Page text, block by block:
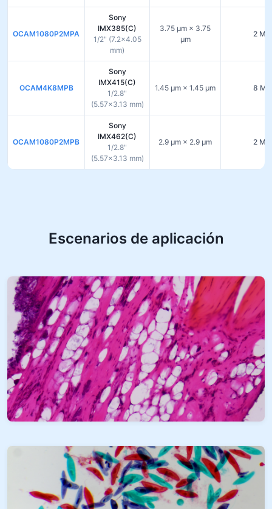
OCAM1080P2MPA
Sony
IMX385(C)
1/2" (7.2×4.05
mm)
3.75 µm × 3.75
µm
2 MP
OCAM4K8MPB
Sony
IMX415(C)
1/2.8"
(5.57×3.13 mm)
1.45 µm × 1.45 µm 8 MP
OCAM1080P2MPB
Sony
IMX462(C)
1/2.8"
(5.57×3.13 mm)
2.9 µm × 2.9 µm 2 MP
Escenarios de aplicación